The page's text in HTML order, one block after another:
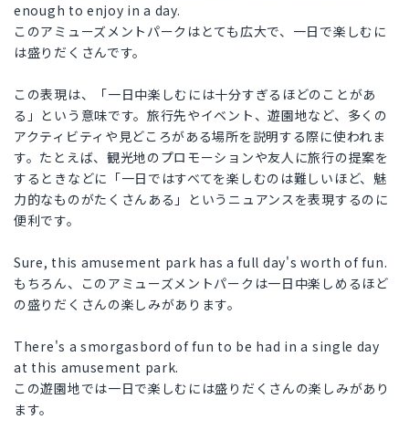
enough to enjoy in a day.
このアミューズメントパークはとても広大で、一日で楽しむに
は盛りだくさんです。
この表現は、「一日中楽しむには十分すぎるほどのことがあ
る」という意味です。旅行先やイベント、遊園地など、多くの
アクティビティや見どころがある場所を説明する際に使われま
す。たとえば、観光地のプロモーションや友人に旅行の提案を
するときなどに「一日ではすべてを楽しむのは難しいほど、魅
力的なものがたくさんある」というニュアンスを表現するのに
便利です。
Sure, this amusement park has a full day's worth of fun.
もちろん、このアミューズメントパークは一日中楽しめるほど
の盛りだくさんの楽しみがあります。
There's a smorgasbord of fun to be had in a single day
at this amusement park.
この遊園地では一日で楽しむには盛りだくさんの楽しみがあり
ます。